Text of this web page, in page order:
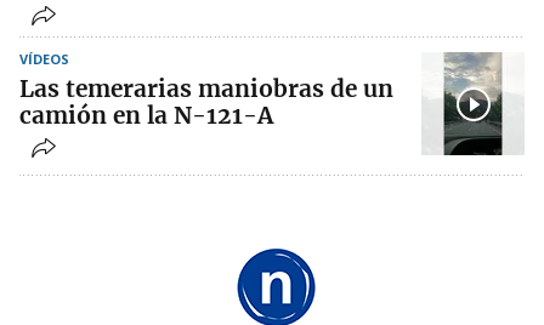
VÍDEOS
Las temerarias maniobras de un
camión en la N-121-A